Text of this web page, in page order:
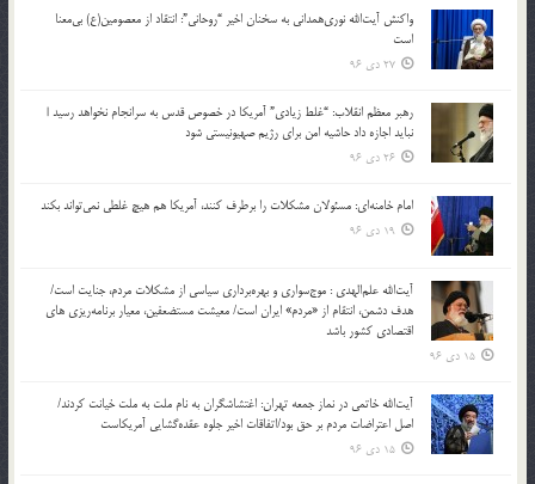
واکنش آیت‌الله نوری‌همدانی به سخنان اخیر “روحانی”: انتقاد از معصومین(ع) بی‌معنا
است
27 دی 96
رهبر معظم انقلاب: “غلط زیادی” آمریکا در خصوص قدس به سرانجام نخواهد رسید |
نباید اجازه داد حاشیه امن برای رژیم صهیونیستی شود
26 دی 96
امام خامنه‌ای: مسئولان مشکلات را برطرف کنند، آمریکا هم هیچ غلطی نمی‌تواند بکند
19 دی 96
آیت‌الله علم‌الهدی : موج‌سواری و بهره‌برداری سیاسی از مشکلات مردم، جنایت است/
هدف دشمن، انتقام از «مردم» ایران است/ معیشت مستضعفین، معیار برنامه‌ریزی های
اقتصادی کشور باشد
15 دی 96
آیت‌الله خاتمی در نماز جمعه تهران: اغتشاشگران به نام ملت به ملت خیانت کردند/
اصل اعتراضات مردم بر حق بود/اتفاقات اخیر جلوه عقده‌گشایی آمریکاست
15 دی 96